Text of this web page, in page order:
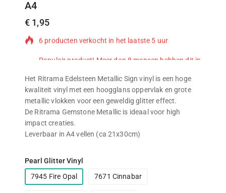
A4
€ 1,95
6 producten verkocht in het laatste 5 uur
Populair product! Meer dan 8 mensen hebben dit in
Het Ritrama Edelsteen Metallic Sign vinyl is een hoge
kwaliteit vinyl met een hoogglans oppervlak en grote
metallic vlokken voor een geweldig glitter effect.
De Ritrama Gemstone Metallic is ideaal voor high
impact creaties.
Leverbaar in A4 vellen (ca 21x30cm)
Pearl Glitter Vinyl
7945 Fire Opal
7671 Cinnabar